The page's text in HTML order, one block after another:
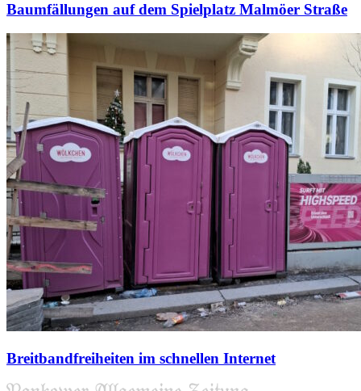
Baumfällungen auf dem Spielplatz Malmöer Straße
Breitbandfreiheiten im schnellen Internet